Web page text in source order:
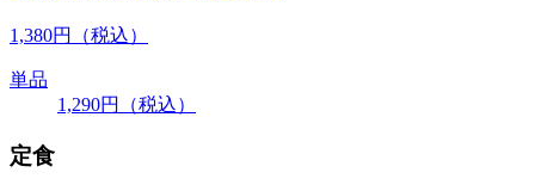
1,380円 （税込）
単品
1,290円 （税込）
定食